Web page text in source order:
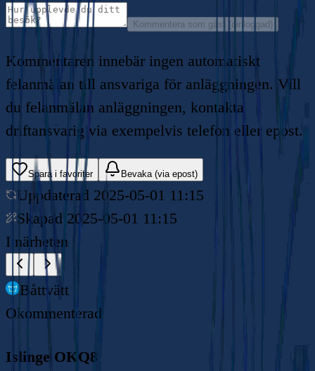
Kommentera som gäst (oinloggad)
Kommentaren innebär ingen automatiskt
felanmälan till ansvariga för anläggningen. Vill
du felanmälan anläggningen, kontakta
driftansvarig via exempelvis telefon eller epost.
Spara i favoriter Bevaka (via epost)
Uppdaterad 2025-05-01 11:15
Skapad 2025-05-01 11:15
I närheten
Båttvätt
Okommenterad
Islinge OKQ8